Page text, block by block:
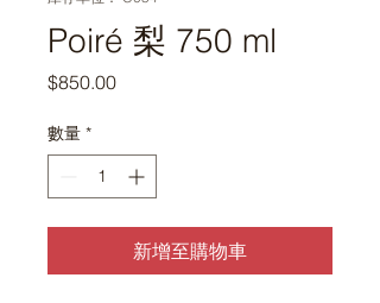
Poiré 梨 750 ml
$850.00價
數量 *
新增至購物車